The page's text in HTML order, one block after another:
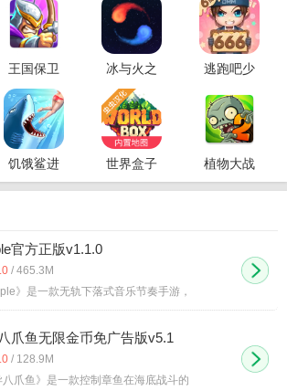
2026官方
最新版本
新手机版
王国保卫
战5联盟破
解版
冰与火之
舞手机版
逃跑吧少
饥饿鲨进
化中文破
世界盒子
破解版全
植物大战
僵尸2破解
官方正版v1.1.0
/ 465.3M
》是一款无轨下落式音乐节奏手游，
爪鱼无限金币免广告版v5.1
/ 128.9M
八爪鱼》是一款控制章鱼在海底战斗的